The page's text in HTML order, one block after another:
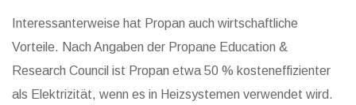
Interessanterweise hat Propan auch wirtschaftliche
Vorteile. Nach Angaben der Propane Education &
Research Council ist Propan etwa 50 % kosteneffizienter
als Elektrizität, wenn es in Heizsystemen verwendet wird.